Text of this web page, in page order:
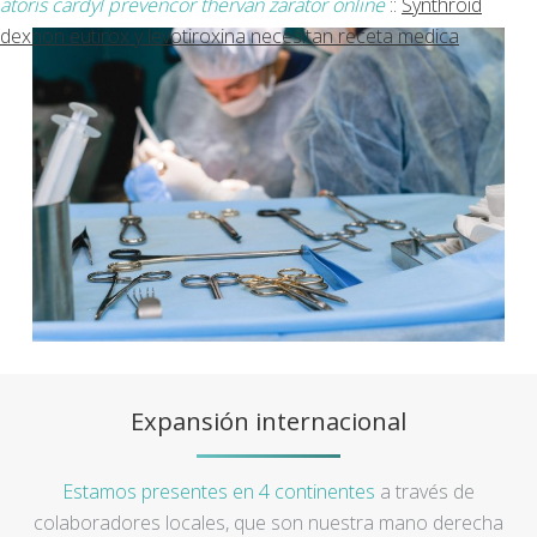
dexnon eutirox y levotiroxina necesitan receta medica
Expansión internacional
Estamos presentes en 4 continentes a través de
colaboradores locales, que son nuestra mano derecha